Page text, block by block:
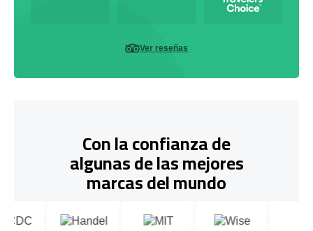
Ver reseñas
Con la confianza de
algunas de las mejores
marcas del mundo